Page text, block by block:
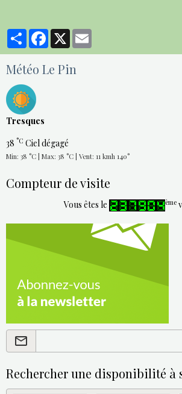
PartagerFacebook
X
Météo Le Pin
Tresques
38 °C Ciel dégagé
Min: 38 °C | Max: 38 °C | Vent: 11 kmh 140°
Compteur de visite
Vous êtes le ème
Rechercher une disponibilité à